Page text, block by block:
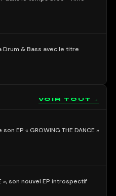
Drum & Bass avec le titre
VOIR TOUT →
EP « GROWING THE DANCE »
», son nouvel EP introspectif